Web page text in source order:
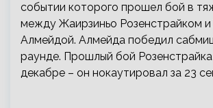
событии которого прошел бой в
между Жаирзиньо Розенстрайком
Алмейдой. Алмейда победил
раунде. Прошлый бой
декабре – он нокаутировал за 23